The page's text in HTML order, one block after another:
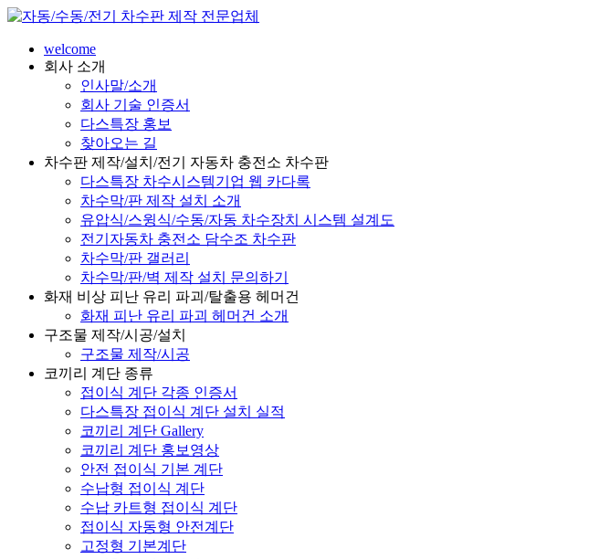
welcome
회사 소개
인사말/소개
회사 기술 인증서
다스특장 홍보
찾아오는 길
차수판 제작/설치/전기 자동차 충전소 차수판
다스특장 차수시스템기업 웹 카다록
차수막/판 제작 설치 소개
유압식/스윙식/수동/자동 차수장치 시스템 설계도
전기자동차 충전소 담수조 차수판
차수막/판 갤러리
차수막/판/벽 제작 설치 문의하기
화재 비상 피난 유리 파괴/탈출용 헤머건
화재 피난 유리 파괴 헤머건 소개
구조물 제작/시공/설치
구조물 제작/시공
코끼리 계단 종류
접이식 계단 각종 인증서
다스특장 접이식 계단 설치 실적
코끼리 계단 Gallery
코끼리 계단 홍보영상
안전 접이식 기본 계단
수납형 접이식 계단
수납 카트형 접이식 계단
접이식 자동형 안전계단
고정형 기본계단